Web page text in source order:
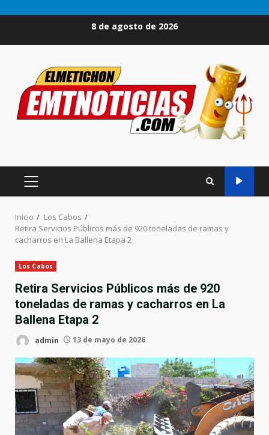
8 de agosto de 2026
MENÚ
PRINCIPAL
Inicio
Los Cabos
Retira Servicios Públicos más de 920 toneladas de ramas y
cacharros en La Ballena Etapa 2
Los Cabos
Retira Servicios Públicos más de 920
toneladas de ramas y cacharros en La
Ballena Etapa 2
admin 13 de mayo de 2026